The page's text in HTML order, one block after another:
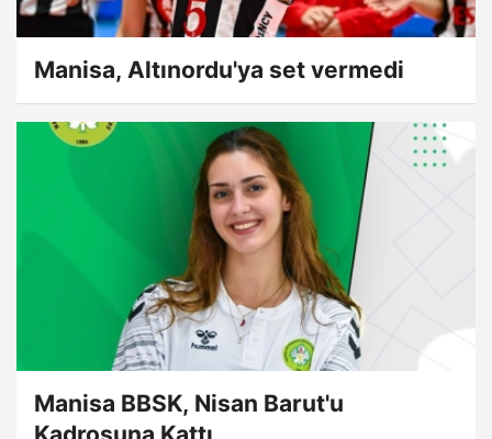
Manisa, Altınordu'ya set vermedi
Manisa BBSK, Nisan Barut'u